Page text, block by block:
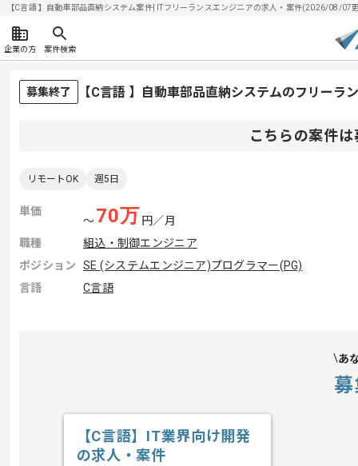
【C言語 】自動車部品直納システム案件| ITフリーランスエンジニアの求人・案件(2026/08/07
企業の方 案件検索
募集終了 【C言語 】自動車部品直納システムのフリーラ
こちらの案件
リモートOK 週5日
単価
〜70万 円／月
職種
組込・制御エンジニア
ポジション
SE (システムエンジニア)プログラマー(PG)
言語
C言語
あ
【C言語】IT業界向け開発
の求人・案件